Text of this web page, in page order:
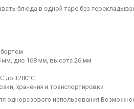
блюда в одной таре без
мм, дно 168 мм, высота 26 мм
до +280°C
хранения и транспортировки
одноразового использования